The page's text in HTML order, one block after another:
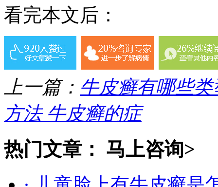
看完本文后：
上一篇： 牛皮癣有哪些类
方法 牛皮癣的症
热门文章： 马上咨询>